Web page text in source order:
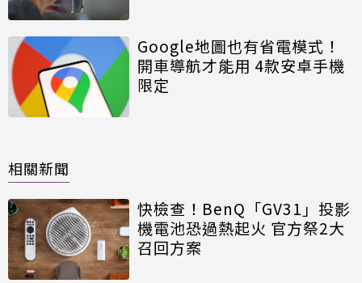
Google地圖也有省電模式！
開車導航才能用 4款安卓手機
限定
相關新聞
快檢查！BenQ「GV31」投影
機電池恐過熱起火 官方祭2大
召回方案